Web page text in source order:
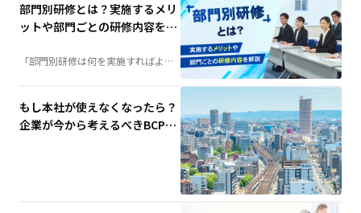
部門別研修とは？実施するメリ
ットや部門ごとの研修内容を解
「部門別研修は何を実施すればよ
い？」そんな担当者の疑問を解決。
させるポイントまで、人材育成に役
立つ情報を分かりやすく解説しま
す。
もし本社が使えなくなったら？
企業が今から考えるべきBCP対